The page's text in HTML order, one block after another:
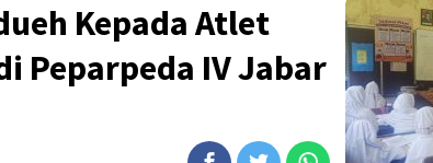
Kepada Atlet
Peparpeda IV Jabar